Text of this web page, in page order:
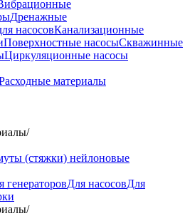
Дренажные
насосовКанализационные
Поверхностные насосыСкважинные
Циркуляционные насосы
/
(стяжки) нейлоновые
генераторовДля насосовДля
/